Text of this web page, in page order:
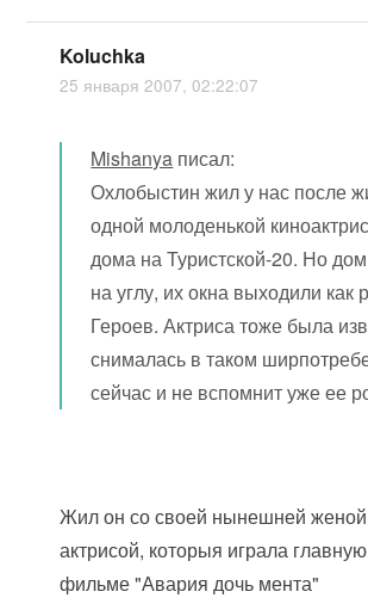
Koluchka
25 января 2007, 02:22:07
Mishanya писал:
Охлобыстин жил у нас после
одной молоденькой
дома на Туристской-20. Но дом
на углу, их окна выходили как
Героев. Актриса тоже была
снималась в таком
сейчас и не вспомнит уже ее
Жил он со своей нынешней
актрисой, которыя играла
фильме "Авария дочь мента"